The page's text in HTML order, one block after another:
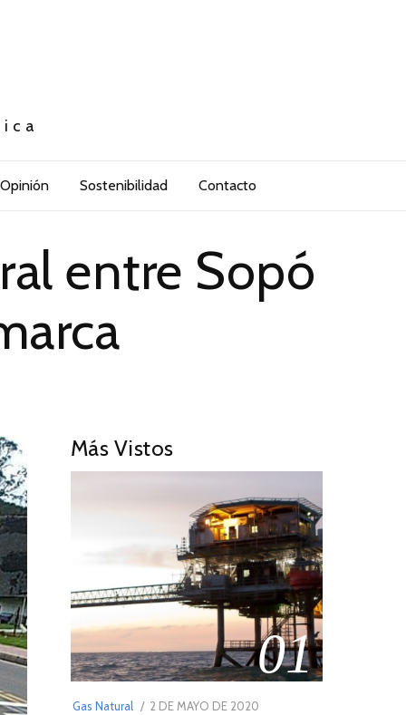
Opinión Sostenibilidad Contacto
entre Sopó
Más Vistos
01
Gas Natural
POSTED
2 DE MAYO DE 2020